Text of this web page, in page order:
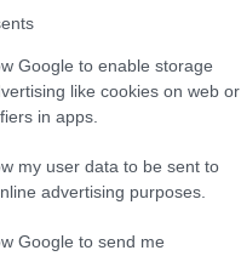
Google to enable storage
like cookies on web or
in apps.
my user data to be sent to
advertising purposes.
Google to send me